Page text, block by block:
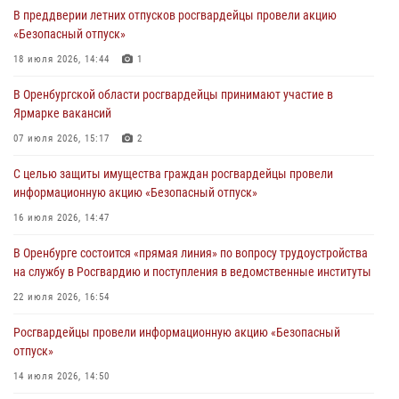
жизненной ситуации (ВИДЕО)
26 июля 2026, 10:09
образовательных учреждений к новому учебному году
24 июля 2026, 09:32
по Оренбургской области за первое полугодие 2026 года
23 июля 2026, 12:07
кражу в Орске
22 июля 2026, 17:00
В преддверии летних отпусков росгвардейцы провели акцию
«Безопасный отпуск»
18 июля 2026, 14:44 1
В Оренбургской области росгвардейцы принимают участие в
Ярмарке вакансий
07 июля 2026, 15:17 2
С целью защиты имущества граждан росгвардейцы провели
информационную акцию «Безопасный отпуск»
16 июля 2026, 14:47
В Оренбурге состоится «прямая линия» по вопросу трудоустройства
на службу в Росгвардию и поступления в ведомственные институты
22 июля 2026, 16:54
Росгвардейцы провели информационную акцию «Безопасный
отпуск»
14 июля 2026, 14:50